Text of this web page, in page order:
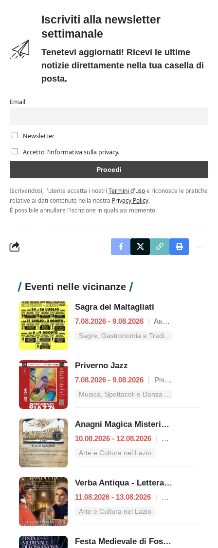
Iscriviti alla newsletter
settimanale
Tenetevi aggiornati! Ricevi le ultime
notizie direttamente nella tua casella di
posta.
Email
Newsletter
Accetto l'informativa sulla privacy.
Iscrivendosi, l'utente accetta i nostri Termini d'usoe riconosce le pratiche
relative ai dati contenute nella nostra Privacy Policy.
È possibile annullare l'iscrizione in qualsiasi momento.
Eventi nelle vicinanze
Sagra dei Maltagliati
7.08.2026 - 9.08.2026 | Anagni
Sagre, Gastronomia e Tradizioni nel Lazio
Priverno Jazz
7.08.2026 - 9.08.2026 | Priverno
Musica, Spettacoli e Danza nel Lazio
Anagni Magica Misteriosa
10.08.2026 - 12.08.2026 |
Arte e Cultura nel Lazio
Verba Antiqua - Letteratura e Poesia Medievale
11.08.2026 - 13.08.2026 |
Arte e Cultura nel Lazio
Festa Medievale di Fossanova